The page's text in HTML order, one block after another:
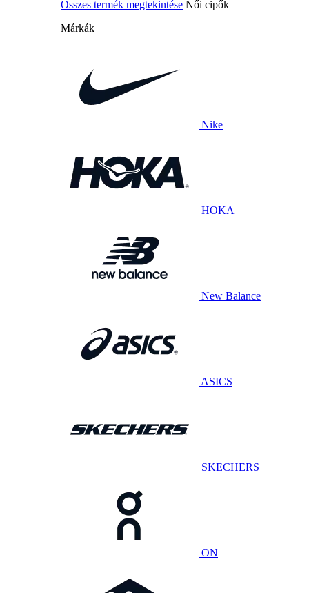
Összes termék megtekintése Női cipők
Márkák
Nike
HOKA
New Balance
ASICS
SKECHERS
ON